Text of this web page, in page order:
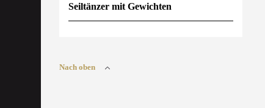
Seiltänzer mit Gewichten
Nach oben